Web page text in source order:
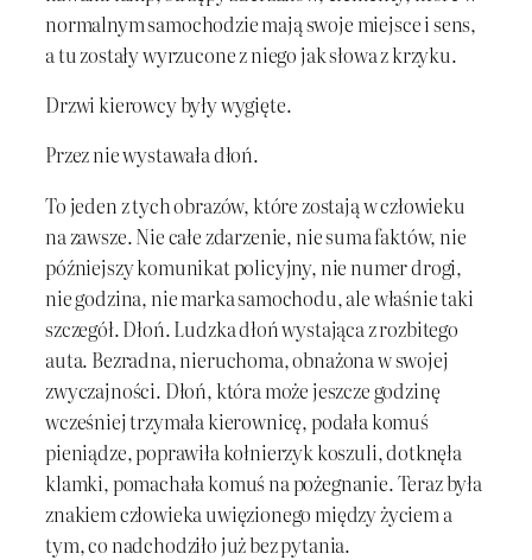
normalnym samochodzie mają swoje miejsce i sens,
a tu zostały wyrzucone z niego jak słowa z krzyku.
Drzwi kierowcy były wygięte.
Przez nie wystawała dłoń.
To jeden z tych obrazów, które zostają w człowieku
na zawsze. Nie całe zdarzenie, nie suma faktów, nie
późniejszy komunikat policyjny, nie numer drogi,
nie godzina, nie marka samochodu, ale właśnie taki
szczegół. Dłoń. Ludzka dłoń wystająca z rozbitego
auta. Bezradna, nieruchoma, obnażona w swojej
zwyczajności. Dłoń, która może jeszcze godzinę
wcześniej trzymała kierownicę, podała komuś
pieniądze, poprawiła kołnierzyk koszuli, dotknęła
klamki, pomachała komuś na pożegnanie. Teraz była
znakiem człowieka uwięzionego między życiem a
tym, co nadchodziło już bez pytania.